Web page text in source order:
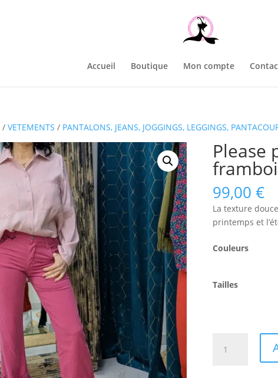
Accueil Boutique Mon compte
/VETEMENTS / PANTALONS, JEANS, JOGGINGS, LEGGINGS,
Please
99,00 €
La texture
printemps et
Couleurs
Tailles